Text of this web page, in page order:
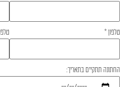
טלפון*
החתונה תתקיים בתאריך: